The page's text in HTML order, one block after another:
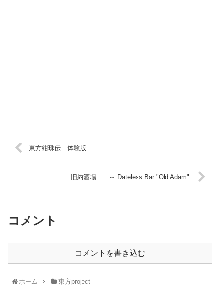
東方紺珠伝 体験版
旧約酒場 ～ Dateless Bar "Old Adam".
コメント
コメントを書き込む
ホーム 東方project